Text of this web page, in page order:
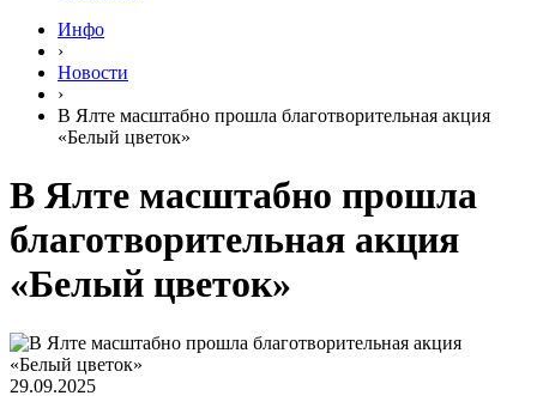
Инфо
›
Новости
›
В Ялте масштабно прошла благотворительная акция
«Белый цветок»
В Ялте масштабно прошла
благотворительная акция
«Белый цветок»
29.09.2025